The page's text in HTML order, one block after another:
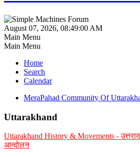
August 07, 2026, 08:49:00 AM
Main Menu
Main Menu
Home
Search
Calendar
MeraPahad Community Of
Uttarakhand
Uttarakhand History & Movements -
आन्दोलन